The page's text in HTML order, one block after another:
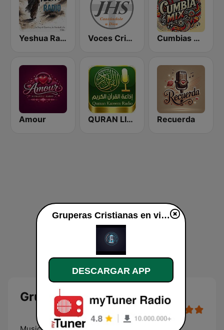
Yeshua Radio Cristiana Voces Cristianas Cumbias Mix
Amour QURAN LIVE RADIO Recuerda
Gruperas Cristianas en vivo
Gruperas Cristianas en vivo
DESCARGAR APP